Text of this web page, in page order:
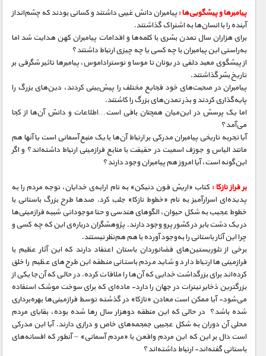
مستند های اختصاصی
پیامبرها و پیشگویی‌ها : پیامبران دانش غیبی داشتند و کسانی بودند که چشم‌انداز
آینده‌ را با انسان‌ها به اشتراک گذاشتند.
برای هزاران سال تمدن بشری با کلمه‌ها و اقدامات پیامبران کهن هدایت شد اما
به‌راستی این پیامبران با چه کسی یا چه چیزی ارتباط داشتند؟
از پیشگوی معبد دلفی در یونان تا موسا و نوستراداموس، پیامبرها تاثیر شگرفی بر
تاریخ بشر گذاشتند.
پیامبران در صحبت‌های خود فجایع مختلف را پیش‌بینی کردند، دین‌های بزرگ را
پایه‌گذاری کردند و بذر تمدن‌های بزرگ را کاشتند.
اما یک پرسش در این‌میان همچنان باقی است…اطلاعات و دانش آن‌ها از کجا
می‌آمد؟
آیا تجربه تاریخی پیامبران مدرکی بر ارتباط آن‌ها با یک منبع آسمانی است یا آنها هم
مانند الیاس و جوزف اسمیت در حقیقت با منابع فرازمینی ارتباط داشته‌اند؟ و اگر
این‌گونه است، آیا امروز هم پیامبران وجود دارند؟
بر فراز نازکا : کتاب «اریش فون دنیکن» به نام ارابه‌ی خدایان، توجه مردم را به
پدیده‌ای اسرارآمیز به نام «خطوط نازکا» جلب کرد. صدها طرح بزرگ باستانی با
خطوط عجیب به شکل حیوان، الگوهای هندسی و حتا موجوداتی شبیه فرازمینی‌ها
در یک دشت بایر در کشور پرو وجود دارند. پژوهشگران درباره‌ی این که چه کسی و
چرا این آثار باستانی را به‌وجود آورده با هم هم‌نظر نیستند.
برخی از تئوریستین‌های فضانوردان باستان اعتقاد دارند که این آثار عظیم با
فرازمینی‌ها ارتباط دارد و شاید مردم باستانی منطقه این طرح‌های عظیم را خلق
کرده‌اند برای بزرگداشت خدایی که آن‌ها را ملاقات کرده. در حالی که آن‌جا یکی از
بزرگترین ذخایر نیترات در جهان را دارد- ماده‌ای که برای سوخت موشک استفاده
می‌شود- آیا ممکن است معادن «نازکا» در گذشته توسط فرازمینی‌ها بهره‌برداری
شده باشد؟ در حالی که این منطقه دوهزار سال رها شده بوده، بقایای مردم
محلی آن دوران به شکل عجیبی جمجمه‌های خاص و درازی دارند. آیا این مدرکی
است دال بر این که این مردم واقعن با «مردم آسمانی» – آنطور که افسانه‌های
باستانی گفته‌اند- ارتباط داشته‌اند؟